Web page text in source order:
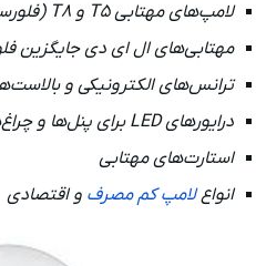
لامپ‌های مهتابی T5 و T8 (فلورسنت و ال‌ای‌دی)
مهتابی‌های ال ای دی جایگزین
ترانس‌های الکترونیکی و
درایورهای LED برای پنل‌ها و چراغ‌های صنعتی
استارت‌های مهتابی
انواعلامپ کم مصرف و اقتصادی